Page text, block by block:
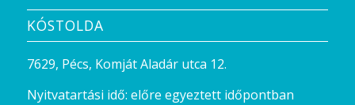
KÓSTOLDA
7629, Pécs, Komját Aladár utca 12.
Nyitvatartási idő: előre egyeztett időpontban